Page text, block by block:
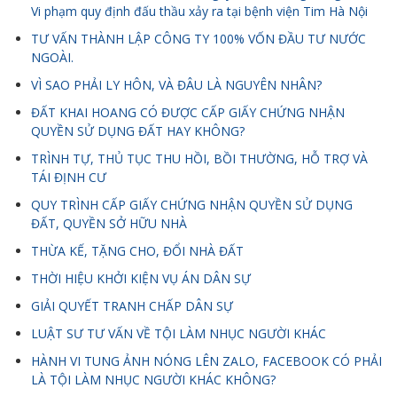
Vi phạm quy định đấu thầu xảy ra tại bệnh viện Tim Hà Nội
TƯ VẤN THÀNH LẬP CÔNG TY 100% VỐN ĐẦU TƯ NƯỚC
NGOÀI.
VÌ SAO PHẢI LY HÔN, VÀ ĐÂU LÀ NGUYÊN NHÂN?
ĐẤT KHAI HOANG CÓ ĐƯỢC CẤP GIẤY CHỨNG NHẬN
QUYỀN SỬ DỤNG ĐẤT HAY KHÔNG?
TRÌNH TỰ, THỦ TỤC THU HỒI, BỒI THƯỜNG, HỖ TRỢ VÀ
TÁI ĐỊNH CƯ
QUY TRÌNH CẤP GIẤY CHỨNG NHẬN QUYỀN SỬ DỤNG
ĐẤT, QUYỀN SỞ HỮU NHÀ
THỪA KẾ, TẶNG CHO, ĐỔI NHÀ ĐẤT
THỜI HIỆU KHỞI KIỆN VỤ ÁN DÂN SỰ
GIẢI QUYẾT TRANH CHẤP DÂN SỰ
LUẬT SƯ TƯ VẤN VỀ TỘI LÀM NHỤC NGƯỜI KHÁC
HÀNH VI TUNG ẢNH NÓNG LÊN ZALO, FACEBOOK CÓ PHẢI
LÀ TỘI LÀM NHỤC NGƯỜI KHÁC KHÔNG?